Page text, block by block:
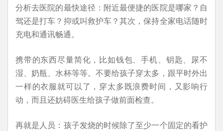
分析去医院的最快途径：附近最便捷的医院是哪家？自
驾还是打车？抑或叫救护车？其次，保持全家电话随时
充电和通讯畅通。
携带的东西尽量简化，比如钱包、手机、钥匙、尿不
湿、奶瓶、水杯等等。不要给孩子穿太多，跟平时外出
一样的衣服就可以了，穿太多既浪费时间，又影响行
动，而且还妨碍医生给孩子做前面检查。
再就是人员：孩子发烧的时候除了至少一个固定的看护